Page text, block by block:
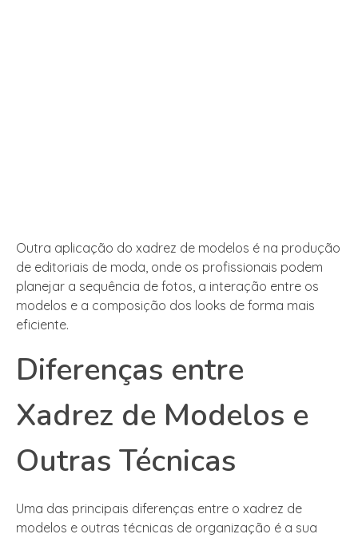
Outra aplicação do xadrez de modelos é na produção
de editoriais de moda, onde os profissionais podem
planejar a sequência de fotos, a interação entre os
modelos e a composição dos looks de forma mais
eficiente.
Diferenças entre
Xadrez de Modelos e
Outras Técnicas
Uma das principais diferenças entre o xadrez de
modelos e outras técnicas de organização é a sua